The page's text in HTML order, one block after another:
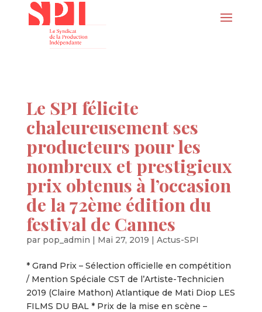
Le SPI félicite
chaleureusement ses
producteurs pour les
nombreux et prestigieux
prix obtenus à l’occasion
de la 72ème édition du
festival de Cannes
par pop_admin | Mai 27, 2019 | Actus-SPI
* Grand Prix – Sélection officielle en compétition
/ Mention Spéciale CST de l’Artiste-Technicien
2019 (Claire Mathon) Atlantique de Mati Diop LES
FILMS DU BAL * Prix de la mise en scène –